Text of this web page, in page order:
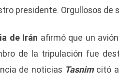
presidente. Orgullosos de
de Irán afirmó que un
de la tripulación fue
de noticias Tasnim citó